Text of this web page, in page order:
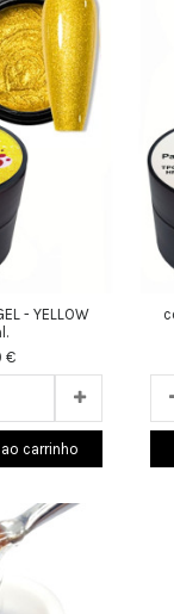
- YELLOW
€
carrinho